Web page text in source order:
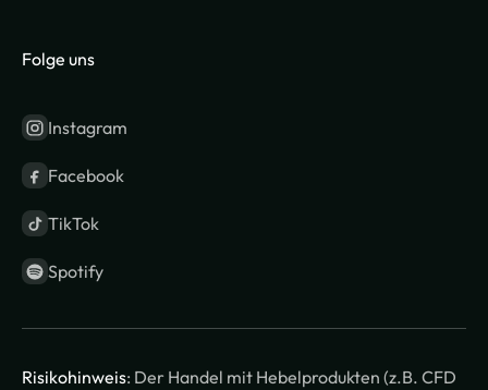
Folge uns
Instagram
Facebook
TikTok
Spotify
Risikohinweis: Der Handel mit Hebelprodukten (z.B. CFD